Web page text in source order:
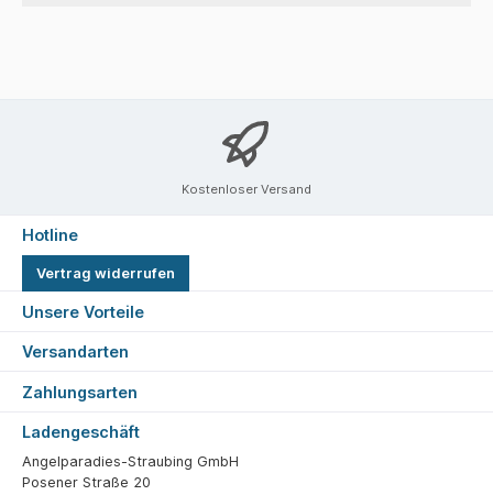
Kostenloser Versand
Hotline
Vertrag widerrufen
Unsere Vorteile
Versandarten
Zahlungsarten
Ladengeschäft
Angelparadies-Straubing GmbH
Posener Straße 20